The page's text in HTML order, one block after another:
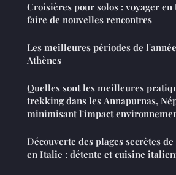
Croisières pour solos : voyager
faire de nouvelles rencontres
Les meilleures périodes de
Athènes
Quelles sont les meilleures
trekking dans les Annapurnas,
minimisant l'impact
Découverte des plages secrètes
en Italie : détente et cuisine